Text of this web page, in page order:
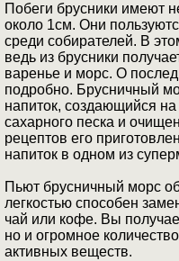
Побеги брусники имеют
около 1см. Они
среди собирателей. В
ведь из брусники
варенье и морс. О
подробно. Брусничный
напиток, создающийся на
сахарного песка и
рецептов его
напиток в одном из
Пьют брусничный морс
легкостью способен
чай или кофе. Вы
но и огромное
активных веществ.